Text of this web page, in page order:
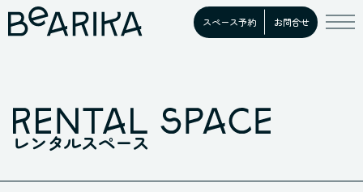
スペース予約 お問合せ
レンタルスペース